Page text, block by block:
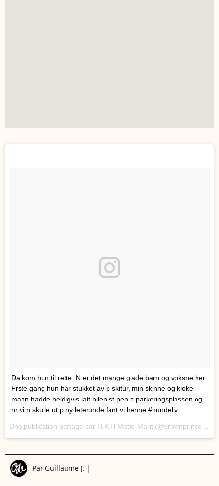
Da kom hun til rette. N er det mange glade barn og voksne her.
Frste gang hun har stukket av p skitur, min skjnne og kloke
mann hadde heldigvis latt bilen st pen p parkeringsplassen og
nr vi n skulle ut p ny leterunde fant vi henne #hundeliv
Par Guillaume J. |